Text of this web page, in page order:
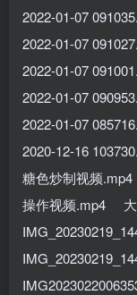
2022-01-07
2022-01-07
2022-01-07
2022-01-07
2022-01-07
2020-12-16
糖色炒制视频
操作视频.mp4